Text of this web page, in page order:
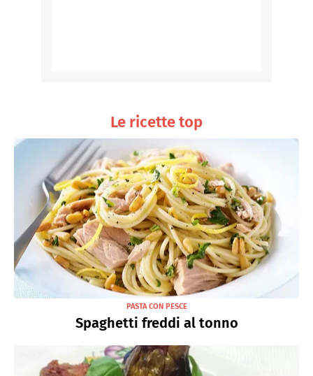
Le ricette top
PASTA CON PESCE
Spaghetti freddi al tonno